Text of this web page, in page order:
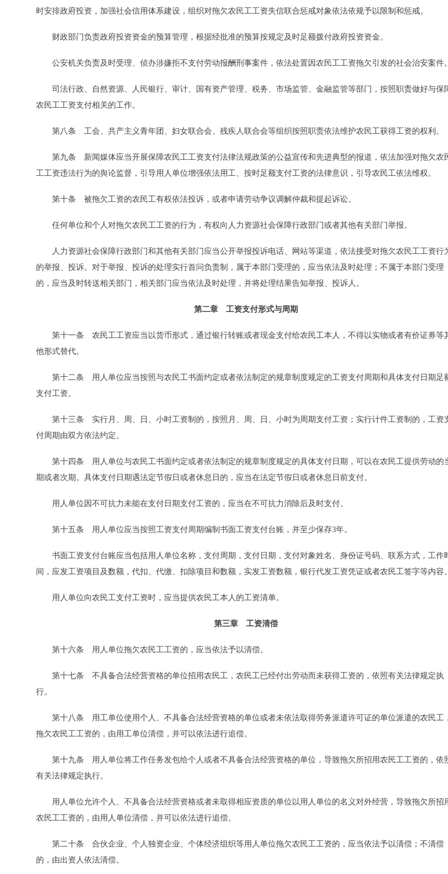
时安排政府投资，加强社会信用体系建设，组织对拖欠农民工工资失信联合惩戒对象依法依规予以限制和惩戒。
财政部门负责政府投资资金的预算管理，根据经批准的预算按规定及时足额拨付政府投资资金。
公安机关负责及时受理、侦办涉嫌拒不支付劳动报酬刑事案件，依法处置因农民工工资拖欠引发的社会治安案件
司法行政、自然资源、人民银行、审计、国有资产管理、税务、市场监管、金融监管等部门，按照职责做好与保
农民工工资支付相关的工作。
第八条 工会、共产主义青年团、妇女联合会、残疾人联合会等组织按照职责依法维护农民工获得工资的权利。
第九条 新闻媒体应当开展保障农民工工资支付法律法规政策的公益宣传和先进典型的报道，依法加强对拖欠农
工工资违法行为的舆论监督，引导用人单位增强依法用工、按时足额支付工资的法律意识，引导农民工依法维权。
第十条 被拖欠工资的农民工有权依法投诉，或者申请劳动争议调解仲裁和提起诉讼。
任何单位和个人对拖欠农民工工资的行为，有权向人力资源社会保障行政部门或者其他有关部门举报。
人力资源社会保障行政部门和其他有关部门应当公开举报投诉电话、网站等渠道，依法接受对拖欠农民工工资行
的举报、投诉。对于举报、投诉的处理实行首问负责制，属于本部门受理的，应当依法及时处理；不属于本部门受理
的，应当及时转送相关部门，相关部门应当依法及时处理，并将处理结果告知举报、投诉人。
第二章 工资支付形式与周期
第十一条 农民工工资应当以货币形式，通过银行转账或者现金支付给农民工本人，不得以实物或者有价证券等
他形式替代。
第十二条 用人单位应当按照与农民工书面约定或者依法制定的规章制度规定的工资支付周期和具体支付日期足
支付工资。
第十三条 实行月、周、日、小时工资制的，按照月、周、日、小时为周期支付工资；实行计件工资制的，工资
付周期由双方依法约定。
第十四条 用人单位与农民工书面约定或者依法制定的规章制度规定的具体支付日期，可以在农民工提供劳动的
期或者次期。具体支付日期遇法定节假日或者休息日的，应当在法定节假日或者休息日前支付。
用人单位因不可抗力未能在支付日期支付工资的，应当在不可抗力消除后及时支付。
第十五条 用人单位应当按照工资支付周期编制书面工资支付台账，并至少保存3年。
书面工资支付台账应当包括用人单位名称，支付周期，支付日期，支付对象姓名、身份证号码、联系方式，工作
间，应发工资项目及数额，代扣、代缴、扣除项目和数额，实发工资数额，银行代发工资凭证或者农民工签字等内容
用人单位向农民工支付工资时，应当提供农民工本人的工资清单。
第三章 工资清偿
第十六条 用人单位拖欠农民工工资的，应当依法予以清偿。
第十七条 不具备合法经营资格的单位招用农民工，农民工已经付出劳动而未获得工资的，依照有关法律规定执
行。
第十八条 用工单位使用个人、不具备合法经营资格的单位或者未依法取得劳务派遣许可证的单位派遣的农民工
拖欠农民工工资的，由用工单位清偿，并可以依法进行追偿。
第十九条 用人单位将工作任务发包给个人或者不具备合法经营资格的单位，导致拖欠所招用农民工工资的，依
有关法律规定执行。
用人单位允许个人、不具备合法经营资格或者未取得相应资质的单位以用人单位的名义对外经营，导致拖欠所招
农民工工资的，由用人单位清偿，并可以依法进行追偿。
第二十条 合伙企业、个人独资企业、个体经济组织等用人单位拖欠农民工工资的，应当依法予以清偿；不清偿
的，由出资人依法清偿。